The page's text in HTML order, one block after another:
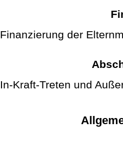
Finanzierung der
In-Kraft-Treten und